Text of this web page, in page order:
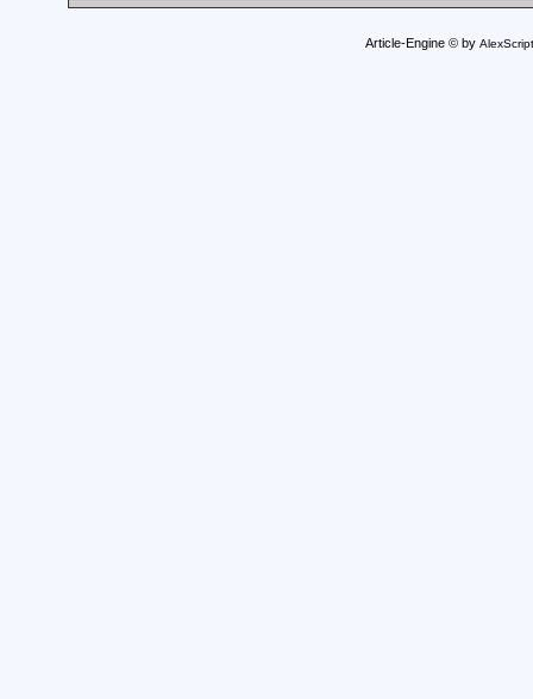
Article-Engine © by